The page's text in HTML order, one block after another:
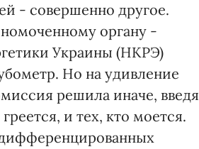
- совершенно другое.
органу -
Украины (НКРЭ)
Но на удивление
решила иначе, введя
и тех, кто моется.
дифференцированных